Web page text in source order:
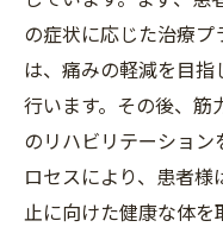
の症状に応じた治療
は、痛みの軽減を目
行います。その後、筋
のリハビリテーショ
ロセスにより、患者
止に向けた健康な体